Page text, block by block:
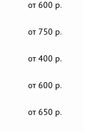
от 600 р.
от 750 р.
от 400 р.
от 600 р.
от 650 р.